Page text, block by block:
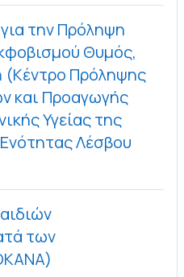
την Πρόληψη
Θυμός,
(Κέντρο Πρόληψης
και Προαγωγής
Υγείας της
Λέσβου
των